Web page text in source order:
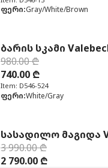
ფერი:Gray/White/Brown
ბარის სკამი
980.00 ₾
740.00 ₾
Item: D546-524
ფერი:White/Gray
სასადილო მაგიდა
3 990.00 ₾
2 790.00 ₾